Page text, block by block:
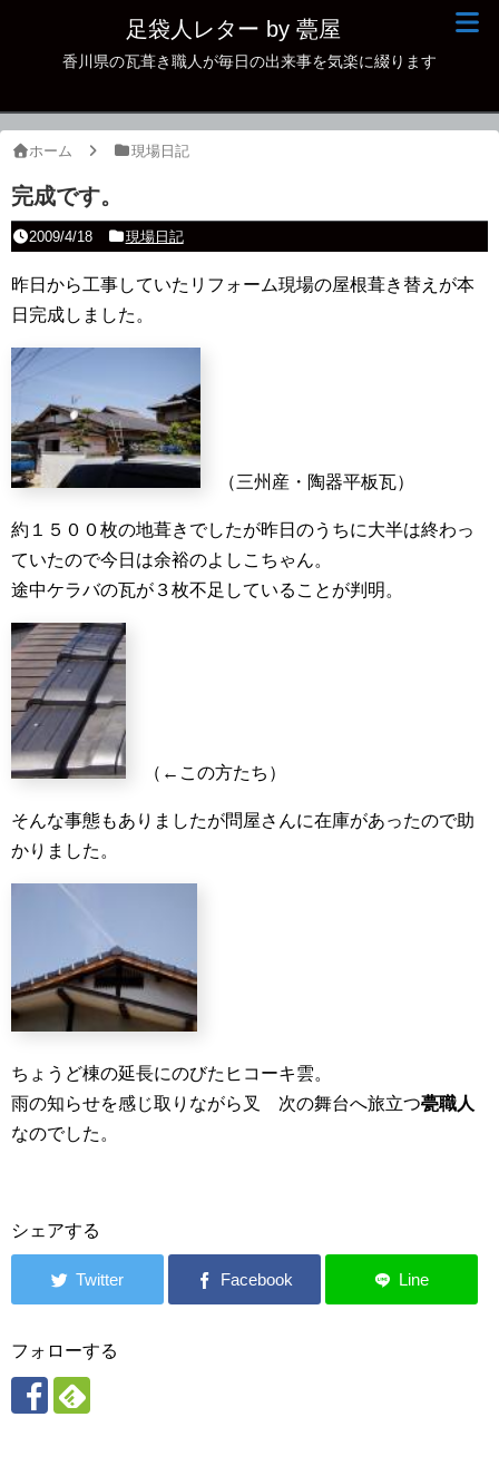
足袋人レター by 甍屋
香川県の瓦葺き職人が毎日の出来事を気楽に綴ります
ホーム 現場日記
完成です。
2009/4/18 現場日記
昨日から工事していたリフォーム現場の屋根葺き替えが本
日完成しました。
（三州産・陶器平板瓦）
約１５００枚の地葺きでしたが昨日のうちに大半は終わっ
ていたので今日は余裕のよしこちゃん。
途中ケラバの瓦が３枚不足していることが判明。
（←この方たち）
そんな事態もありましたが問屋さんに在庫があったので助
かりました。
ちょうど棟の延長にのびたヒコーキ雲。
雨の知らせを感じ取りながら叉 次の舞台へ旅立つ甍職人
なのでした。
シェアする
フォローする
現場日記
古瓦
本日の一品
その他